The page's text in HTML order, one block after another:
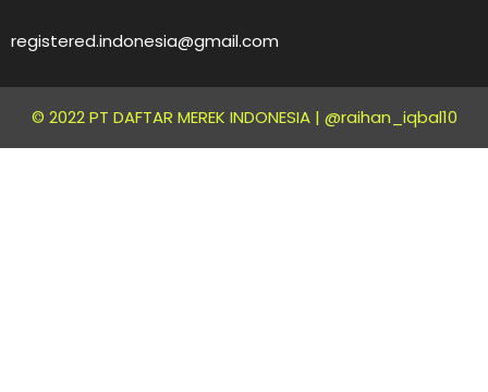
registered.indonesia@gmail.com
© 2022 PT DAFTAR MEREK INDONESIA | @raihan_iqbal10